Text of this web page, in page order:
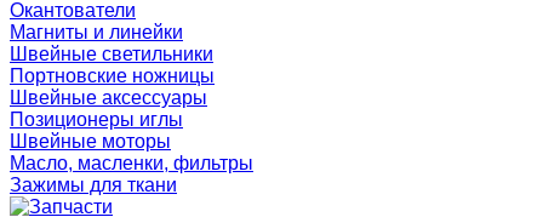
Окантователи
Магниты и линейки
Швейные светильники
Портновские ножницы
Швейные аксессуары
Позиционеры иглы
Швейные моторы
Масло, масленки, фильтры
Зажимы для ткани